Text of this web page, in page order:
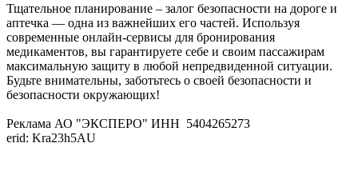
Тщательное планирование – залог безопасности на дороге и
аптечка — одна из важнейших его частей. Используя
современные онлайн-сервисы для бронирования
медикаментов, вы гарантируете себе и своим пассажирам
максимальную защиту в любой непредвиденной ситуации.
Будьте внимательны, заботьтесь о своей безопасности и
безопасности окружающих!
Реклама АО "ЭКСПЕРО" ИНН 5404265273
erid: Kra23h5AU